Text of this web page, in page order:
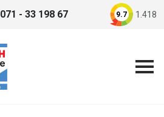
071 - 33 198 67 9.7 1.418